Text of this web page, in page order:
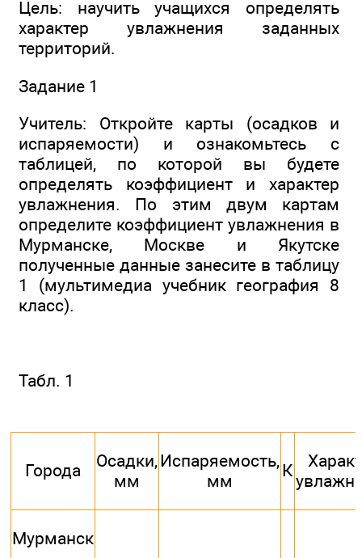
Цель: научить учащихся определять
характер увлажнения заданных
территорий.
Задание 1
Учитель: Откройте карты (осадков и
испаряемости) и ознакомьтесь с
таблицей, по которой вы будете
определять коэффициент и характер
увлажнения. По этим двум картам
определите коэффициент увлажнения в
Мурманске, Москве и Якутске
полученные данные занесите в таблицу
1 (мультимедиа учебник география 8
класс).
Табл. 1
Города
Осадки,
мм
Испаряемость,
мм
К
Мурманск